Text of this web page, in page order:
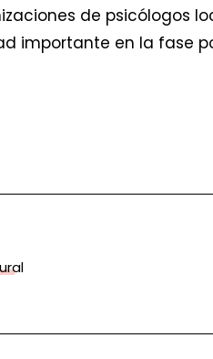
de psicólogos
importante en la fase